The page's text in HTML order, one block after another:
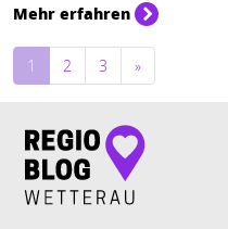
Mehr erfahren
Beitragsnavigation
1 2 3 »